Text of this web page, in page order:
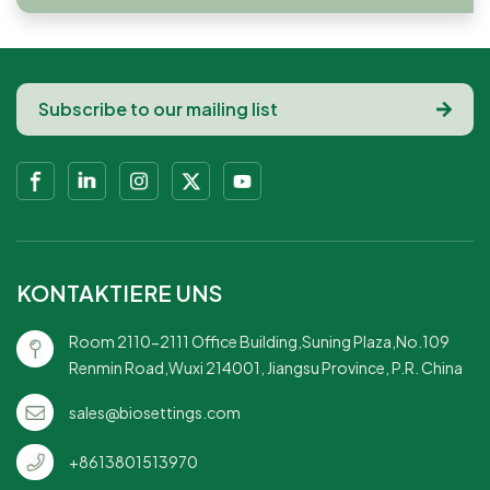
KONTAKTIERE UNS
Room 2110-2111 Office Building,Suning Plaza,No.109
Renmin Road,Wuxi 214001, Jiangsu Province, P.R. China
sales@biosettings.com
+8613801513970